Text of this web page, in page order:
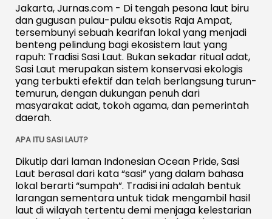
Jakarta, Jurnas.com - Di tengah pesona laut biru
dan gugusan pulau-pulau eksotis Raja Ampat,
tersembunyi sebuah kearifan lokal yang menjadi
benteng pelindung bagi ekosistem laut yang
rapuh: Tradisi Sasi Laut. Bukan sekadar ritual adat,
Sasi Laut merupakan sistem konservasi ekologis
yang terbukti efektif dan telah berlangsung turun-
temurun, dengan dukungan penuh dari
masyarakat adat, tokoh agama, dan pemerintah
daerah.
APA ITU SASI LAUT?
Dikutip dari laman Indonesian Ocean Pride, Sasi
Laut berasal dari kata “sasi” yang dalam bahasa
lokal berarti “sumpah”. Tradisi ini adalah bentuk
larangan sementara untuk tidak mengambil hasil
laut di wilayah tertentu demi menjaga kelestarian